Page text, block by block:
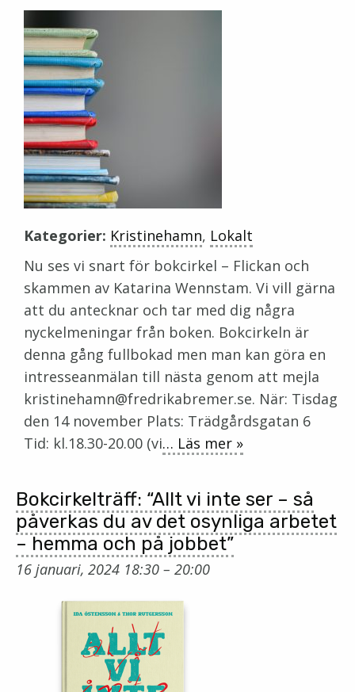
Kategorier: Kristinehamn, Lokalt
Nu ses vi snart för bokcirkel – Flickan och
skammen av Katarina Wennstam. Vi vill gärna
att du antecknar och tar med dig några
nyckelmeningar från boken. Bokcirkeln är
denna gång fullbokad men man kan göra en
intresseanmälan till nästa genom att mejla
kristinehamn@fredrikabremer.se. När: Tisdag
den 14 november Plats: Trädgårdsgatan 6
Tid: kl.18.30-20.00 (vi… Läs mer »
Bokcirkelträff: “Allt vi inte ser – så
påverkas du av det osynliga arbetet
– hemma och på jobbet”
16 januari, 2024 18:30 – 20:00